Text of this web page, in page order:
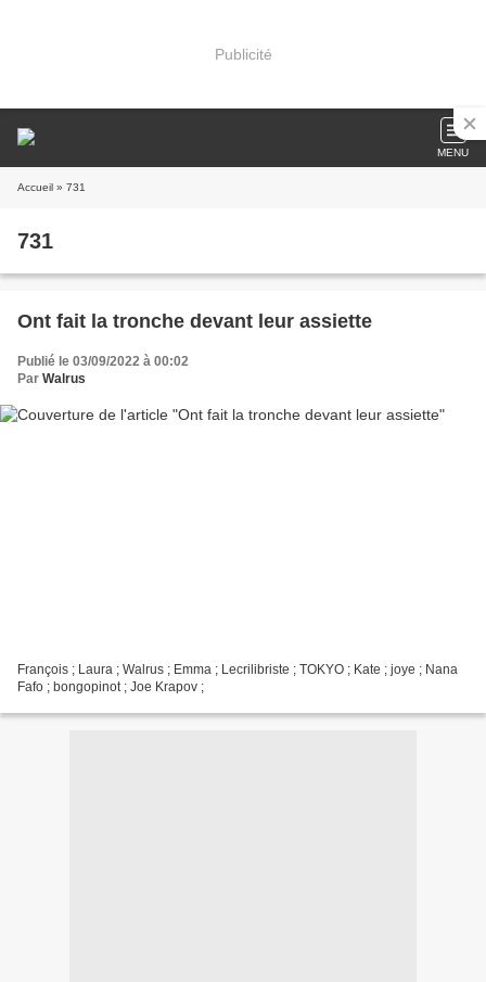
Publicité
MENU
Accueil » 731
731
Ont fait la tronche devant leur assiette
Publié le 03/09/2022 à 00:02
Par Walrus
François ; Laura ; Walrus ; Emma ; Lecrilibriste ; TOKYO ; Kate ; joye ; Nana
Fafo ; bongopinot ; Joe Krapov ;